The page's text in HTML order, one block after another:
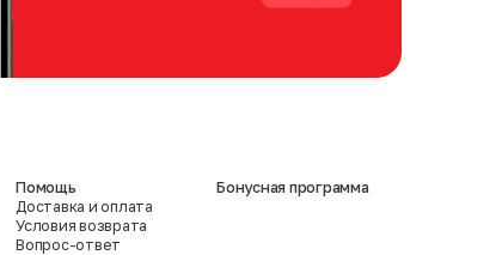
Помощь
Доставка и оплата
Условия возврата
Вопрос-ответ
Бонусная программа